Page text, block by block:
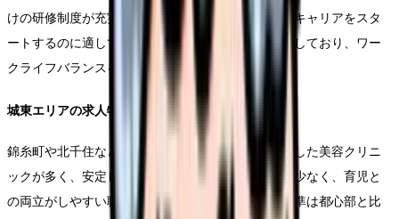
けの研修制度が充実しており、美容看護師としてのキャリアをスタ
ートするのに適しています。休日や福利厚生も充実しており、ワー
クライフバランスを重視した働き方が可能です。
城東エリアの求人特性
錦糸町や北千住などの城東エリアでは、地域に密着した美容クリニ
ックが多く、安定した雇用環境が特徴です。残業が少なく、育児と
の両立がしやすい職場が多いのも特徴です。給与水準は都心部と比